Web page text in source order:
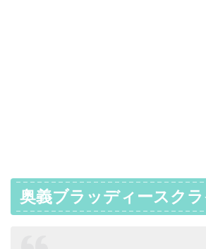
奥義ブラッディースク